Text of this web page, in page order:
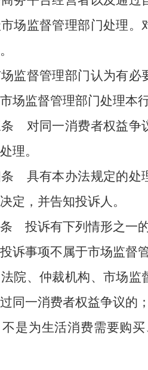
场监督管理部门处理
督管理部门认为有必
场监督管理部门处理本
对同一消费者权益争
理。
具有本办法规定的处
定，并告知投诉人。
投诉有下列情形之一
事项不属于市场监督管
、仲裁机构、市场监
同一消费者权益争议的；
为生活消费需要购买